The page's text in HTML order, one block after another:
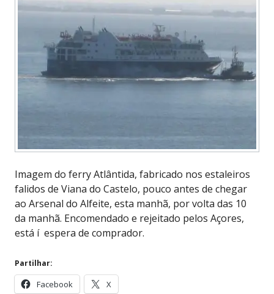
Imagem do ferry Atlântida, fabricado nos estaleiros
falidos de Viana do Castelo, pouco antes de chegar
ao Arsenal do Alfeite, esta manhã, por volta das 10
da manhã. Encomendado e rejeitado pelos Açores,
está í espera de comprador.
Partilhar:
Facebook X